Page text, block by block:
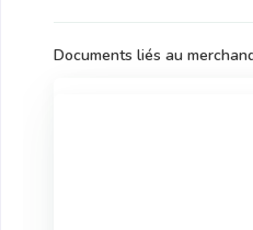
Documents liés au